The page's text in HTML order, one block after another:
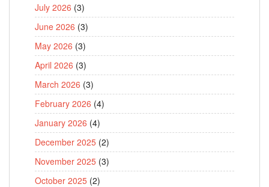
July 2026 (3)
June 2026 (3)
May 2026 (3)
April 2026 (3)
March 2026 (3)
February 2026 (4)
January 2026 (4)
December 2025 (2)
November 2025 (3)
October 2025 (2)